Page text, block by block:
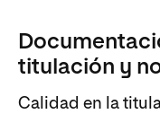
titulación y
Calidad en la